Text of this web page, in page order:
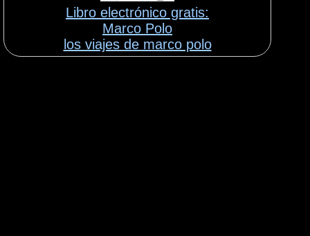
Libro electrónico gratis:
Marco Polo
los viajes de marco polo